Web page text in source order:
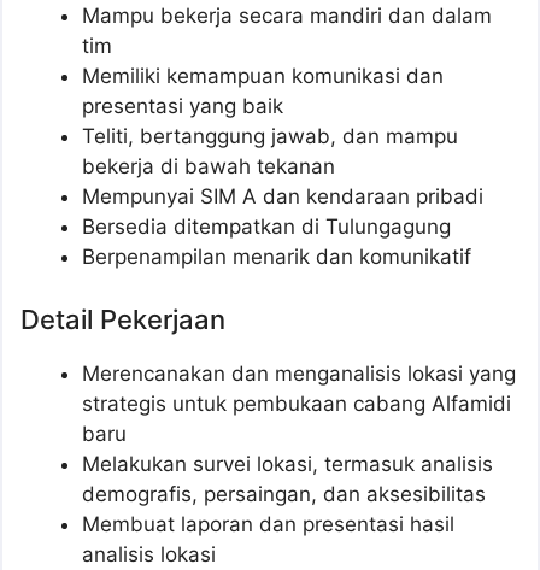
Mampu bekerja secara mandiri dan dalam
tim
Memiliki kemampuan komunikasi dan
presentasi yang baik
Teliti, bertanggung jawab, dan mampu
bekerja di bawah tekanan
Mempunyai SIM A dan kendaraan pribadi
Bersedia ditempatkan di Tulungagung
Berpenampilan menarik dan komunikatif
Detail Pekerjaan
Merencanakan dan menganalisis lokasi yang
strategis untuk pembukaan cabang Alfamidi
baru
Melakukan survei lokasi, termasuk analisis
demografis, persaingan, dan aksesibilitas
Membuat laporan dan presentasi hasil
analisis lokasi